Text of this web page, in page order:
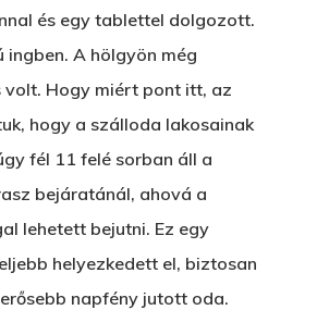
és egy tablettel dolgozott.
ingben. A hölgyön még
volt. Hogy miért pont itt, az
hogy a szálloda lakosainak
fél 11 felé sorban áll a
bejáratánál, ahová a
lehetett bejutni. Ez egy
helyezkedett el, biztosan
napfény jutott oda.